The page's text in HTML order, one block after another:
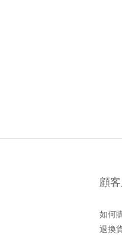
顧
如何
退換